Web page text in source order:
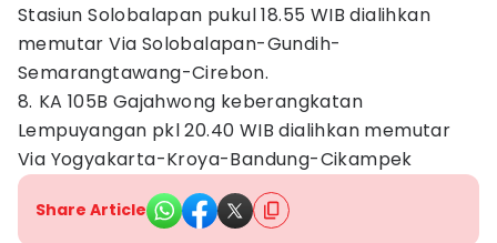
Stasiun Solobalapan pukul 18.55 WIB dialihkan
memutar Via Solobalapan-Gundih-
Semarangtawang-Cirebon.
8. ⁠KA 105B Gajahwong keberangkatan
Lempuyangan pkl 20.40 WIB dialihkan memutar
Via Yogyakarta-Kroya-Bandung-Cikampek
Share Article